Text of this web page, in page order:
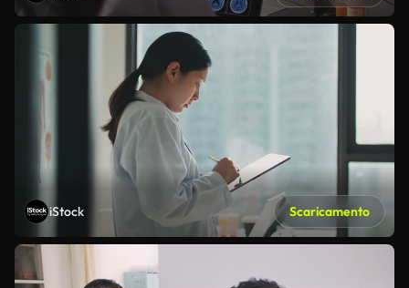
iStock Scaricamento